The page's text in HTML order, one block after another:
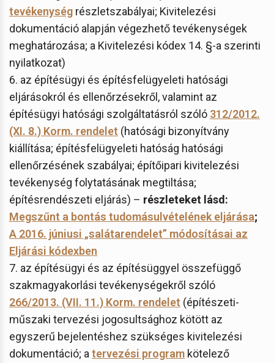
tevékenység részletszabályai; Kivitelezési
dokumentáció alapján végezhető tevékenységek
meghatározása; a Kivitelezési kódex 14. §-a szerinti
nyilatkozat)
6. az építésügyi és építésfelügyeleti hatósági
eljárásokról és ellenőrzésekről, valamint az
építésügyi hatósági szolgáltatásról szóló 312/2012.
(XI. 8.) Korm. rendelet (hatósági bizonyítvány
kiállítása; építésfelügyeleti hatóság hatósági
ellenőrzésének szabályai; építőipari kivitelezési
tevékenység folytatásának megtiltása;
építésrendészeti eljárás) – részleteket lásd:
Megszűnt a bontás tudomásulvételének eljárása;
A 2016. júniusi „salátarendelet” módosításai az
Eljárási kódexben
7. az építésügyi és az építésüggyel összefüggő
szakmagyakorlási tevékenységekről szóló
266/2013. (VII. 11.) Korm. rendelet (építészeti-
műszaki tervezési jogosultsághoz kötött az
egyszerű bejelentéshez szükséges kivitelezési
dokumentáció; a tervezési program kötelező